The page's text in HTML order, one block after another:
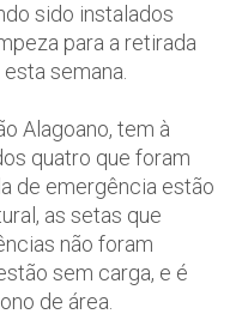
sido instalados
para a retirada
semana.
Alagoano, tem à
quatro que foram
de emergência estão
as setas que
não foram
sem carga, e é
de área.